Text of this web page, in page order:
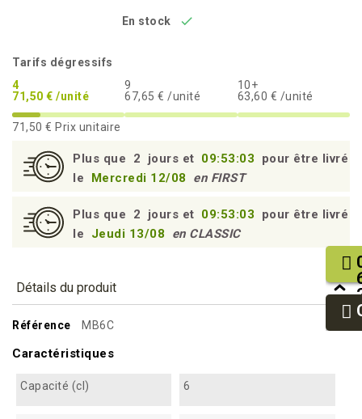
En stock 
Tarifs dégressifs
4
71,50 € /unité
9
67,65 € /unité
10+
63,60 € /unité
71,50 € Prix unitaire
Plus que 2 jours et 09:53:02
pour être livré
le
Mercredi 12/08 en FIRST
Plus que 2 jours et 09:53:02
pour être livré
le
Jeudi 13/08 en CLASSIC
Détails du produit
Référence MB6C
Caractéristiques
Capacité (cl) 6